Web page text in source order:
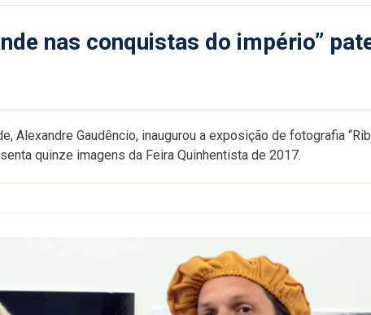
nas conquistas do império”
Alexandre Gaudêncio, inaugurou a exposição de fotografia
quinze imagens da Feira Quinhentista de 2017.